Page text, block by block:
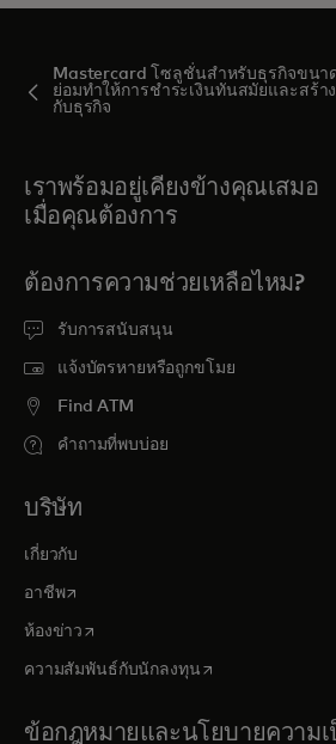
Mastercard โซลูชั่นสำหรับธุรกิจขนา
ย่อมทำให้การชำระเงินทันสมัยและสร้า
กับธุรกิจ
เราพร้อมอยู่เคียงข้างคุณเสมอ
เมื่อคุณต้องการ
ต้องการความช่วยเหลือไหม?
รับการสนับสนุน
แจ้งบัตรหายหรือถูกขโมย
Find ATM
คำถามที่พบบ่อย
บริษัท
เกี่ยวกับ
อาชีพopens in a new tab
ห้องข่าว opens in a new tab
ความสัมพันธ์กับนักลงทุนopens in a new
ข้อกฎหมายและนโยบายความ